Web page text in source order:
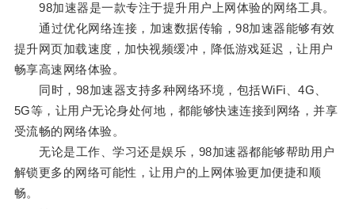
98加速器是一款专注于提升用户上网体验的网络工具。
通过优化网络连接，加速数据传输，98加速器能够有效
提升网页加载速度，加快视频缓冲，降低游戏延迟，让用户
畅享高速网络体验。
同时，98加速器支持多种网络环境，包括WiFi、4G、
5G等，让用户无论身处何地，都能够快速连接到网络，并享
受流畅的网络体验。
无论是工作、学习还是娱乐，98加速器都能够帮助用户
解锁更多的网络可能性，让用户的上网体验更加便捷和顺
畅。